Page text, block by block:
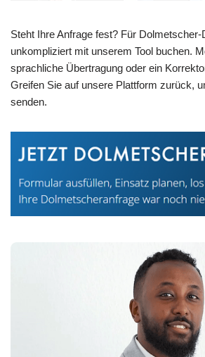
Steht Ihre Anfrage fest? Für
unkompliziert mit unserem Tool buchen.
sprachliche Übertragung oder ein
Greifen Sie auf unsere Plattform zurück,
senden.